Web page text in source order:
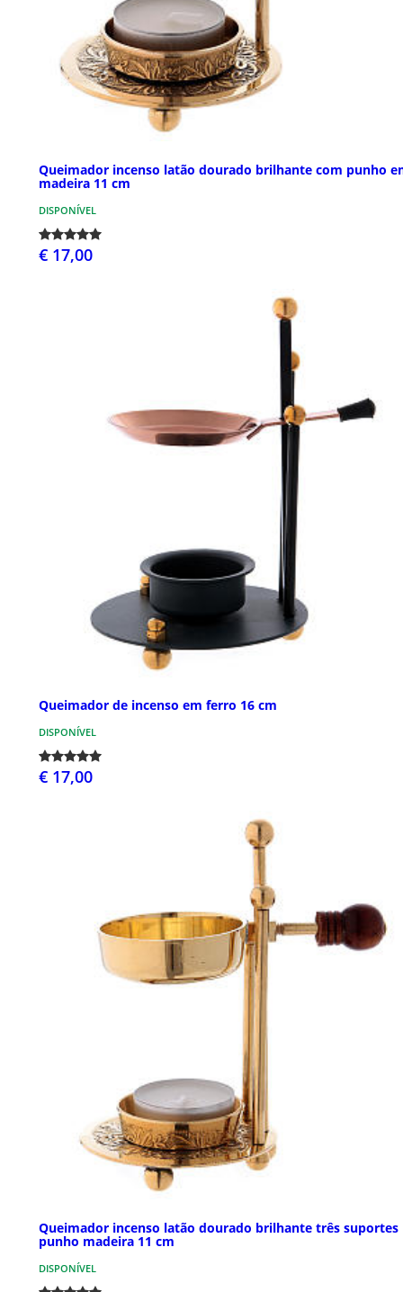
Queimador incenso latão dourado brilhante com punho
madeira 11 cm
DISPONÍVEL
€ 17,00
Queimador de incenso em ferro 16 cm
DISPONÍVEL
€ 17,00
Queimador incenso latão dourado brilhante três suportes
punho madeira 11 cm
DISPONÍVEL